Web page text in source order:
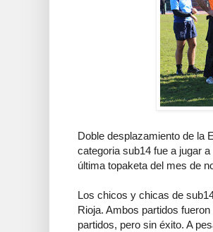
Doble desplazamiento de la
categoria sub14 fue a jugar
última topaketa del mes de
Los chicos y chicas de
Rioja. Ambos partidos
partidos, pero sin éxito. A